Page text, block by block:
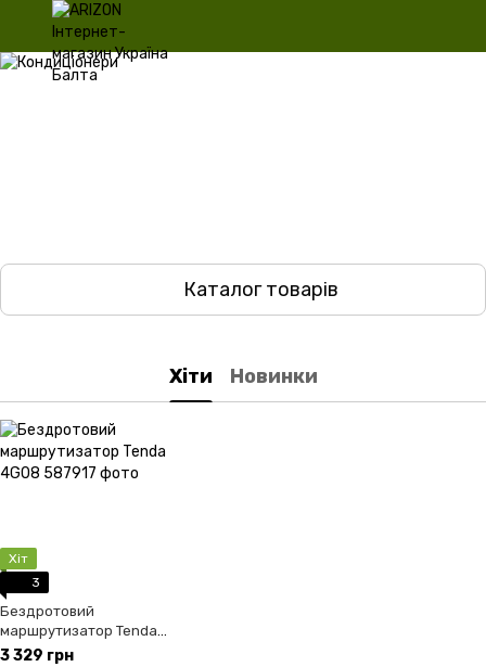
Каталог товарів
Хіти Новинки
Хіт
3
Бездротовий
маршрутизатор Tenda
4G08
3 329 грн